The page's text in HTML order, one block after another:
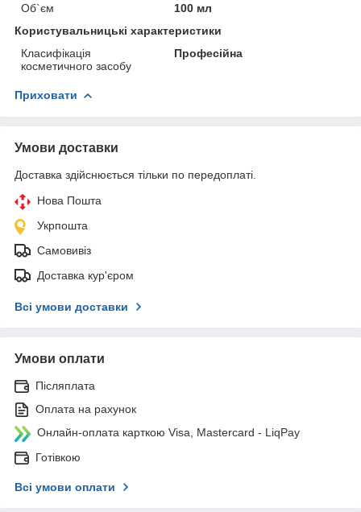
Об`єм
100 мл
Користувальницькі характеристики
Класифікація
косметичного засобу
Професійна
Приховати
Умови доставки
Доставка здійснюється тільки по передоплаті.
Нова Пошта
Укрпошта
Самовивіз
Доставка кур'єром
Всі умови доставки
Умови оплати
Післяплата
Оплата на рахунок
Онлайн-оплата карткою Visa, Mastercard - LiqPay
Готівкою
Всі умови оплати